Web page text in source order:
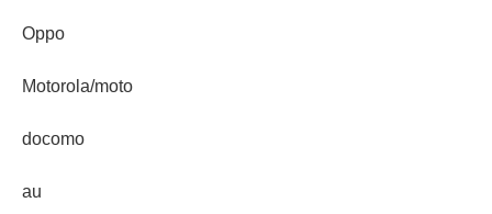
Oppo
Motorola/moto
docomo
au